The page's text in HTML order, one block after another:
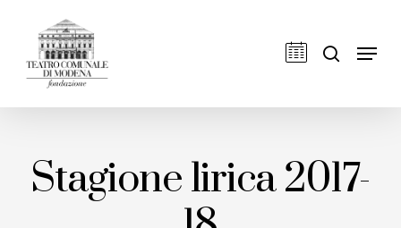
main
content
Stagione lirica 2017-